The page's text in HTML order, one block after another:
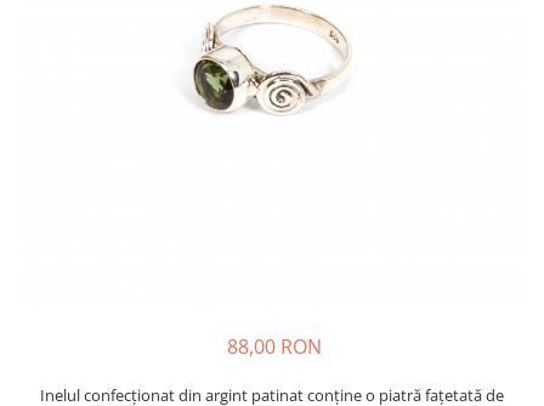
88,00 RON
Inelul confecționat din argint patinat conține o piatră fațetată de